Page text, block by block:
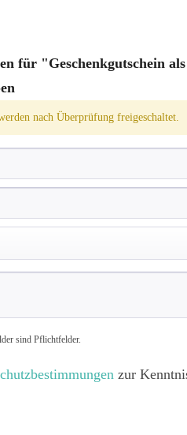
für "Geschenkgutschein
nach Überprüfung freigeschaltet.
sind Pflichtfelder.
zur